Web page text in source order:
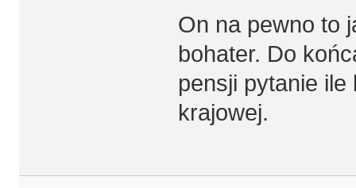
On na pewno to
bohater. Do
pensji pytanie
krajowej.